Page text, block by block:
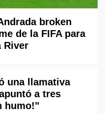
broken
de la FIFA para
River
una llamativa
a tres
humo!"